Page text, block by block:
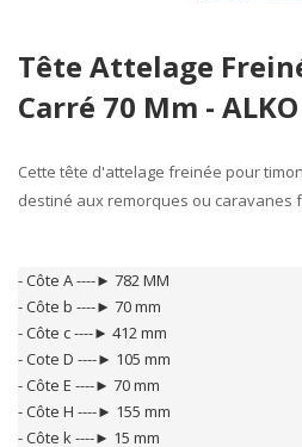
to
beginning
the
images
Tête Attelage
Carré 70 Mm -
Cette tête d'attelage freinée pour
destiné aux remorques ou caravanes
- Côte A ----► 782 MM
- Côte b ----► 70 mm
- Côte c ----► 412 mm
- Cote D ----► 105 mm
- Côte E ----► 70 mm
- Côte H ----► 155 mm
- Côte k ----► 15 mm